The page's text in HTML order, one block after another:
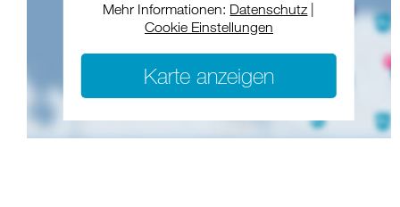
Mehr Informationen: Datenschutz
Cookie Einstellungen
Karte anzeigen